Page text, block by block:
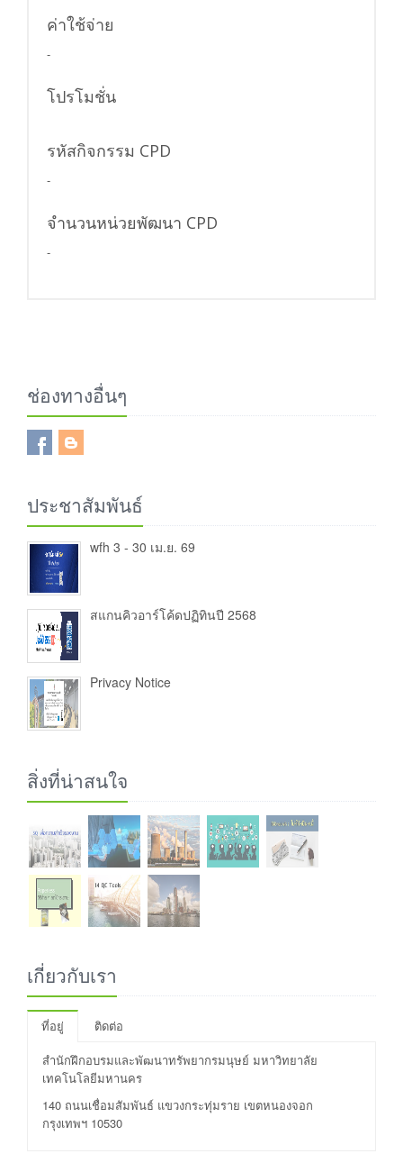
ค่าใช้จ่าย
-
โปรโมชั่น
รหัสกิจกรรม CPD
-
จำนวนหน่วยพัฒนา CPD
-
ช่องทางอื่นๆ
ประชาสัมพันธ์
wfh 3 - 30 เม.ย. 69
สแกนคิวอาร์โค้ดปฏิทินปี 2568
Privacy Notice
สิ่งที่น่าสนใจ
เกี่ยวกับเรา
ที่อยู่
ติดต่อ
สำนักฝึกอบรมและพัฒนาทรัพยากรมนุษย์ มหาวิทยาลัย
เทคโนโลยีมหานคร
140 ถนนเชื่อมสัมพันธ์ แขวงกระทุ่มราย เขตหนองจอก
กรุงเทพฯ 10530